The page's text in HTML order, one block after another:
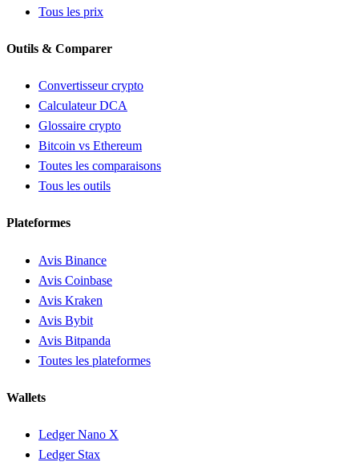
Tous les prix
Outils & Comparer
Convertisseur crypto
Calculateur DCA
Glossaire crypto
Bitcoin vs Ethereum
Toutes les comparaisons
Tous les outils
Plateformes
Avis Binance
Avis Coinbase
Avis Kraken
Avis Bybit
Avis Bitpanda
Toutes les plateformes
Wallets
Ledger Nano X
Ledger Stax